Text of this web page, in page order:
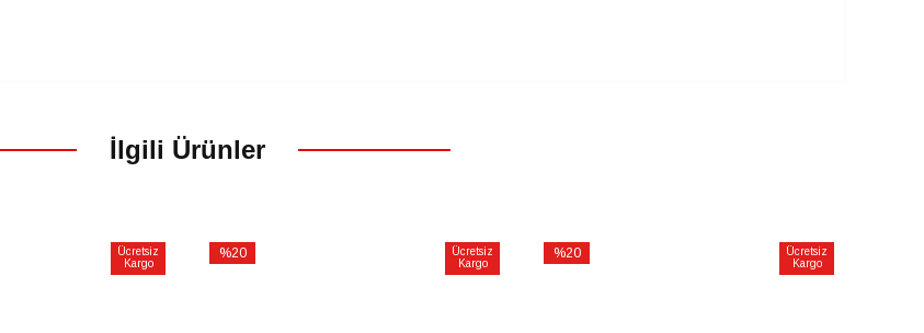
İlgili Ürünler
Ücretsiz
Kargo
%20
Ücretsiz
Kargo
%20
Ücretsiz
Kargo